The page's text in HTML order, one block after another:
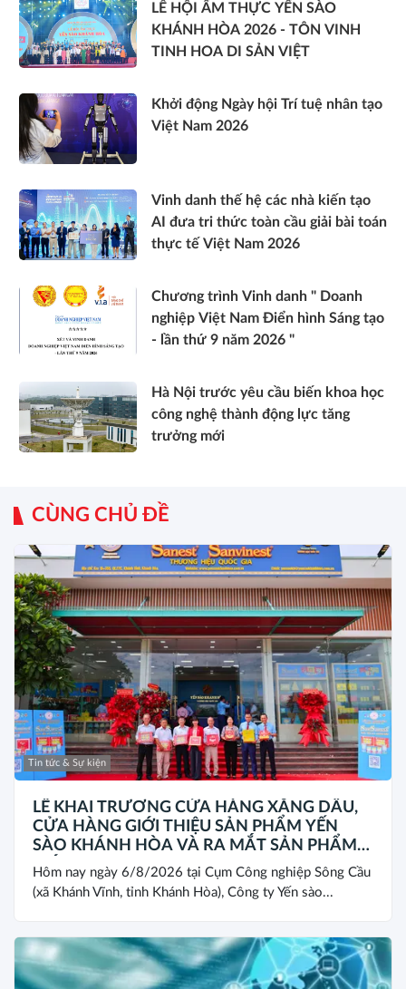
LỄ HỘI ẨM THỰC YẾN SÀO
KHÁNH HÒA 2026 - TÔN VINH
TINH HOA DI SẢN VIỆT
Khởi động Ngày hội Trí tuệ nhân tạo
Việt Nam 2026
Vinh danh thế hệ các nhà kiến tạo
AI đưa tri thức toàn cầu giải bài toán
thực tế Việt Nam 2026
Chương trình Vinh danh " Doanh
nghiệp Việt Nam Điển hình Sáng tạo
- lần thứ 9 năm 2026 "
Hà Nội trước yêu cầu biến khoa học
công nghệ thành động lực tăng
trưởng mới
CÙNG CHỦ ĐỀ
Tin tức & Sự kiện
LỄ KHAI TRƯƠNG CỬA HÀNG XĂNG DẦU,
CỬA HÀNG GIỚI THIỆU SẢN PHẨM YẾN
SÀO KHÁNH HÒA VÀ RA MẮT SẢN PHẨM
MỚI SANEST/SANVINEST SVN79
Hôm nay ngày 6/8/2026 tại Cụm Công nghiệp Sông Cầu
(xã Khánh Vĩnh, tỉnh Khánh Hòa), Công ty Yến sào...